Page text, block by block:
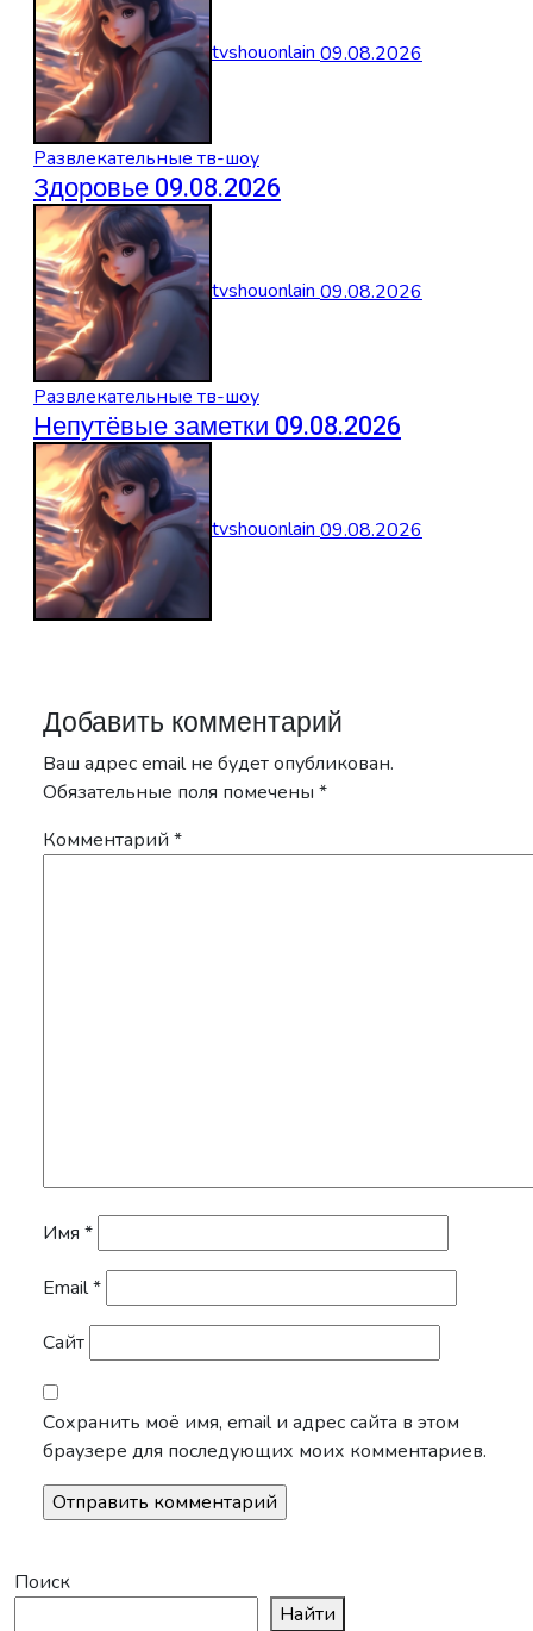
tvshouonlain09.08.2026
Развлекательные тв-шоу
Здоровье 09.08.2026
tvshouonlain09.08.2026
Развлекательные тв-шоу
Непутёвые заметки 09.08.2026
tvshouonlain09.08.2026
Добавить комментарий
Ваш адрес email не будет опубликован.
Обязательные поля помечены *
Комментарий *
Имя *
Email*
Сайт
Сохранить моё имя, email и адрес сайта в этом
браузере для последующих моих комментариев.
Поиск
Найти